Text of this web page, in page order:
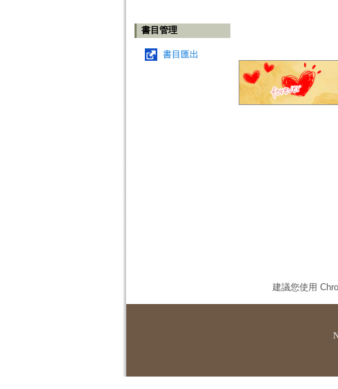
書目管理
書目匯出
建議您使用